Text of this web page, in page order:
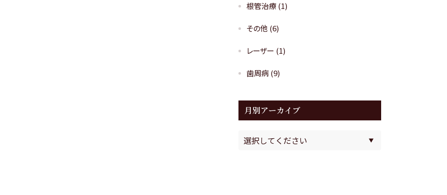
根管治療(1)
その他 (6)
レーザー (1)
歯周病(9)
月別アーカイブ